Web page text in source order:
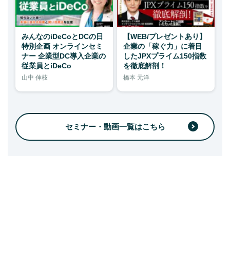
みんなのiDeCoとDCの日
特別企画 オンラインセミ
ナー 企業型DC導入企業の
従業員とiDeCo
山中 伸枝
【WEB/プレゼントあり】
企業の「稼ぐ力」に着目
したJPXプライム150指数
を徹底解剖！
橋本 元洋
セミナー・動画一覧はこちら